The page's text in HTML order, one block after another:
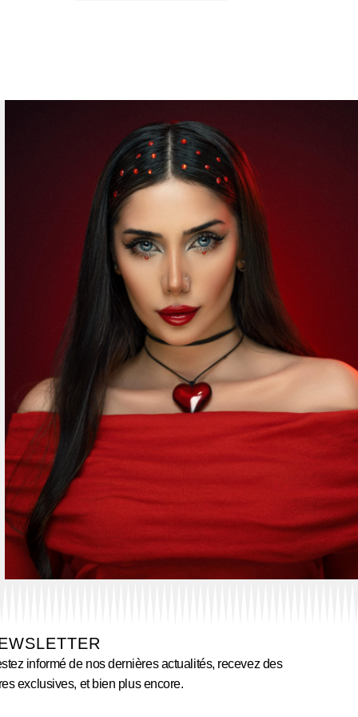
informé de nos dernières actualités, recevez des
exclusives, et bien plus encore.